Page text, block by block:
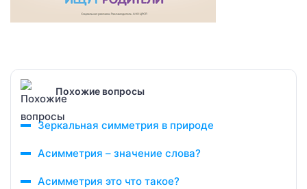
Похожие вопросы
Зеркальная симметрия в природе
Асимметрия – значение слова?
Асимметрия это что такое?